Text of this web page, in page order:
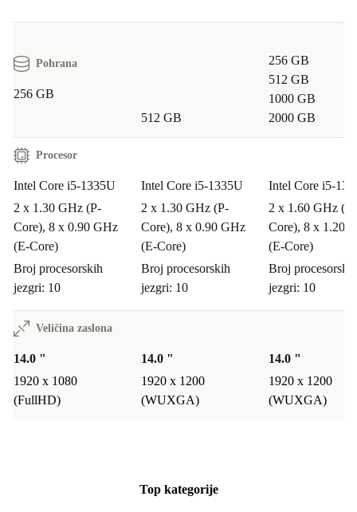
Pohrana
256 GB
512 GB
256 GB
512 GB
1000 GB
2000 GB
Procesor
Intel Core i5-1335U
2 x 1.30 GHz (P-
Core), 8 x 0.90 GHz
(E-Core)
Broj procesorskih
jezgri: 10
Intel Core i5-1335U
2 x 1.30 GHz (P-
Core), 8 x 0.90 GHz
(E-Core)
Broj procesorskih
jezgri: 10
Intel Core i5-
2 x 1.60 GHz (P-
Core), 8 x 1.20
(E-Core)
Broj procesorskih
jezgri: 10
Veličina zaslona
14.0 "
1920 x 1080
(FullHD)
14.0 "
1920 x 1200
(WUXGA)
14.0 "
1920 x 1200
(WUXGA)
Top kategorije